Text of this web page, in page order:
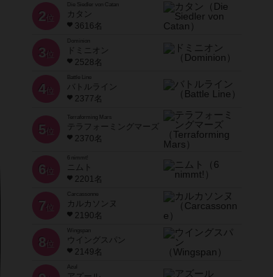
2 位
Die Siedler von Catan
カタン
3616名
3 位
ドミニオン
2528名
4位
Battle Line
バトルライン
2377名
5 位
Terraforming Mars
テラフォーミングマーズ
2370名
6 位
ニムト
2201名
7 位
Carcassonne
カルカソンヌ
2190名
8 位
Wingspan
ウイングスパン
2149名
Azul